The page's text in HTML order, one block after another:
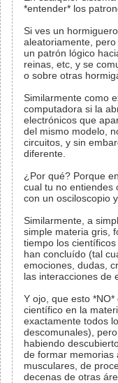
*entender* los
Si ves un
aleatoriamente,
un patrón lógico
reinas, etc, y se
o sobre otras
Similarmente como
computadora si la
electrónicos que
del mismo modelo,
circuitos, y sin
diferente.
¿Por qué? Porque
cual tu no entiendes
con un osciloscopio
Similarmente, a
simple materia gris,
tiempo los
han concluído (tal
emociones, dudas,
las interacciones de
Y ojo, que esto
científico en la
exactamente todos
descomunales),
habiendo
de formar memorias
musculares, de
decenas de otras